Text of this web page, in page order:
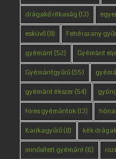
drágakő ritkaság (13)
esküvő(8) Fehérarany
gyémánt (52) Gyémánt
Gyémántgyűrű(55)
gyémánt ékszer(54)
híres gyémántok(13)
Karikagyűrű(8) kék
minősített gyémánt (6)